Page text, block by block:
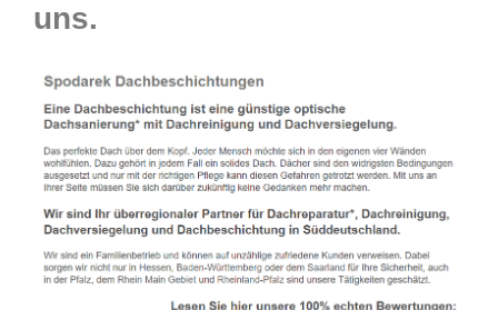
uns.